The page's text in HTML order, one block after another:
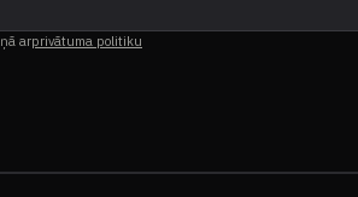
arprivātuma politiku